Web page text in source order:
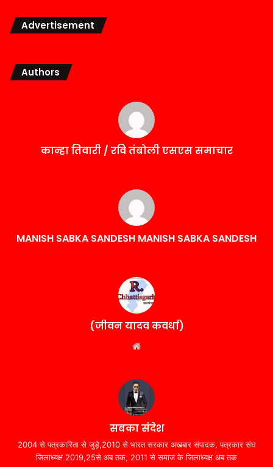
Advertisement
Authors
कान्हा तिवारी / रवि तंबोली एसएस समाचार
MANISH SABKA SANDESH MANISH SABKA SANDESH
(जीवन यादव कवर्धा)
सबका संदेश
2004 से पत्रकारिता से जुड़े,2010 से भारत सरकार अखबार संपादक, पत्रकार संघ
जिलाध्यक्ष 2019,25से अब तक, 2011 से समाज के जिलाध्यक्ष अब तक